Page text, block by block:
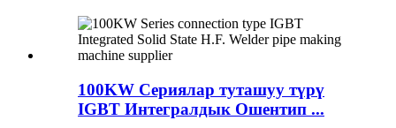
100KW Сериялар туташуу түрү
IGBT Интегралдык Ошентип ...